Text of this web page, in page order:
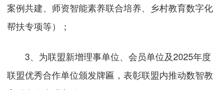
案例共建、师资智能素养联合培养、乡村教育数字化
帮扶专项等）；
3、为联盟新增理事单位、会员单位及2025年度
联盟优秀合作单位颁发牌匾，表彰联盟内推动数智教